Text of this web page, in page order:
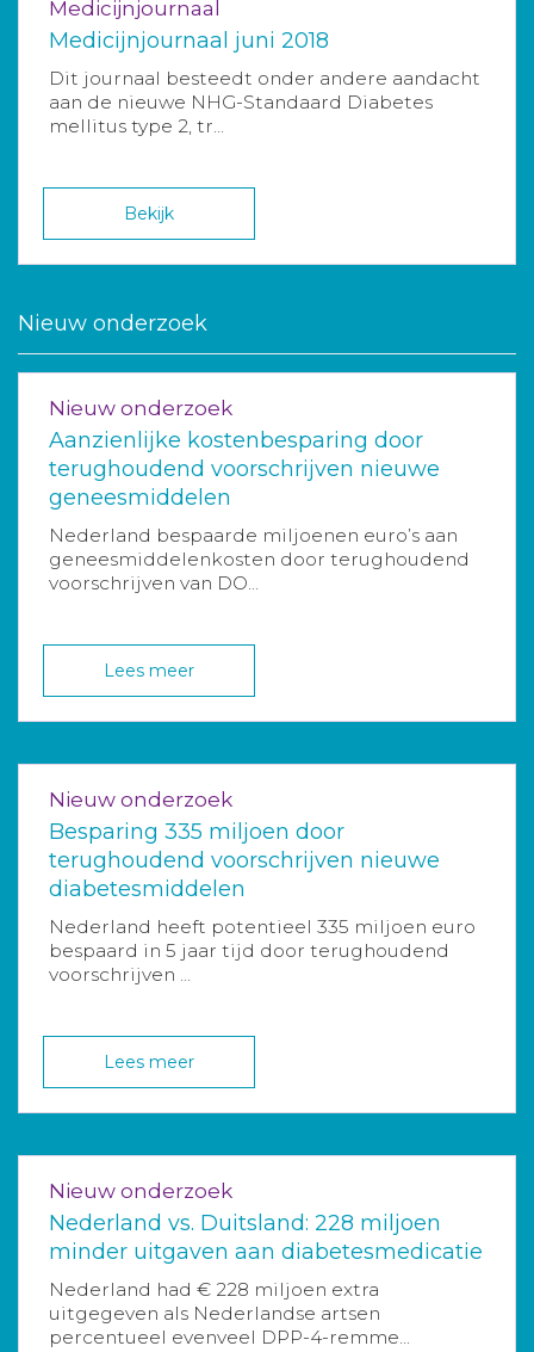
Medicijnjournaal
Medicijnjournaal juni 2018
Dit journaal besteedt onder andere aandacht
aan de nieuwe NHG-Standaard Diabetes
mellitus type 2, tr...
Bekijk
Nieuw onderzoek
Nieuw onderzoek
Aanzienlijke kostenbesparing door
terughoudend voorschrijven nieuwe
geneesmiddelen
Nederland bespaarde miljoenen euro’s aan
geneesmiddelenkosten door terughoudend
voorschrijven van DO...
Lees meer
Nieuw onderzoek
Besparing 335 miljoen door
terughoudend voorschrijven nieuwe
diabetesmiddelen
Nederland heeft potentieel 335 miljoen euro
bespaard in 5 jaar tijd door terughoudend
voorschrijven ...
Lees meer
Nieuw onderzoek
Nederland vs. Duitsland: 228 miljoen
minder uitgaven aan diabetesmedicatie
Nederland had € 228 miljoen extra
uitgegeven als Nederlandse artsen
percentueel evenveel DPP-4-remme...